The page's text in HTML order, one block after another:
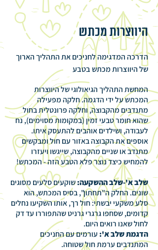
היווצרות מכתש
הדרכה המדגימה לחניכים את התהליך הארוך
של היווצרות מכתש בטבע
המחשת התהליך הגיאולוגי של היווצרות
המכתש על ידי הדגמה. חלקה מפעילה
מתנדבים מהקבוצה, וחלקה פרונטלית בחול
שהוא חומר טבעי זמין (במקומות מסוימים), נח
לעבודה, ושילדים אוהבים להתעסק איתו.
אוספים את הקבוצה באזור עם חול ומבקשים
מתנדב או שניים מהקבוצה, שייגשו ויעזרו
להמחיש כיצד נוצר פלא הטבע הזה - המכתש!
שלב א'-שלב ההשקעה:שוקעים סלעים מסוגים
שונים. החלק ה"תחתון", בסיס המכתש, הוא
סלע משקעי יבשתי: חול רך, אותו השקיעו נחלים
קדומים, שסחפו גרגרי גרניט שהתפוררו עד דק
לחול שאנו רואים היום.
הדגמת שלב א': עורמים עם החניכים
המתנדבים ערמת חול שטוחה.